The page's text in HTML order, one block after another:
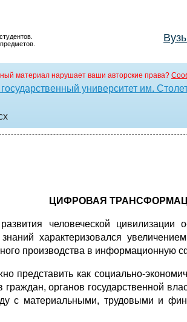
материал нарушает ваши авторские права?
университет им.
ЦИФРОВАЯ
человеческой
характеризовался
производства в информационную
представить как социально-
граждан, органов государственной
с материальными, трудовыми и